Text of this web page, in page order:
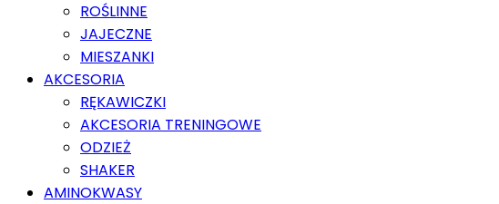
ROŚLINNE
JAJECZNE
MIESZANKI
AKCESORIA
RĘKAWICZKI
AKCESORIA TRENINGOWE
ODZIEŻ
SHAKER
AMINOKWASY